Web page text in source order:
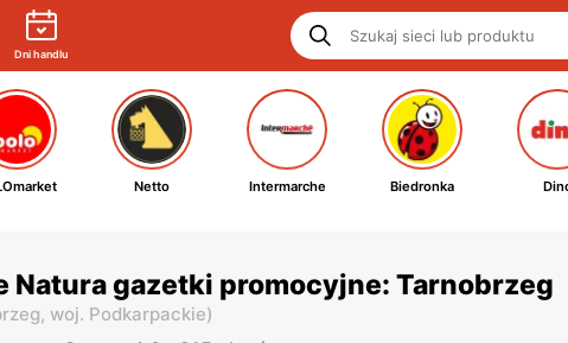
Dni handlu
Netto Intermarche Biedronka
Natura gazetki promocyjne: Tarnobrzeg
woj. Podkarpackie)